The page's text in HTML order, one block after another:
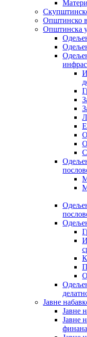
Општинско
Општинска
Јавне
Јавне
Јавне